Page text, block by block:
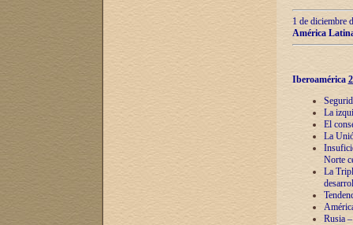
1 de diciembre
América
Iberoamérica
La
El
La
Norte
La
Rusia